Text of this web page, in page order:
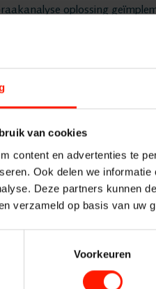
van cookies
content en advertenties te
Ook delen we
Deze partners kunnen
verzameld op basis van uw
Voorkeuren
oplossing
en oplossingsgericht te
binnen uw
voorstel
systemen?